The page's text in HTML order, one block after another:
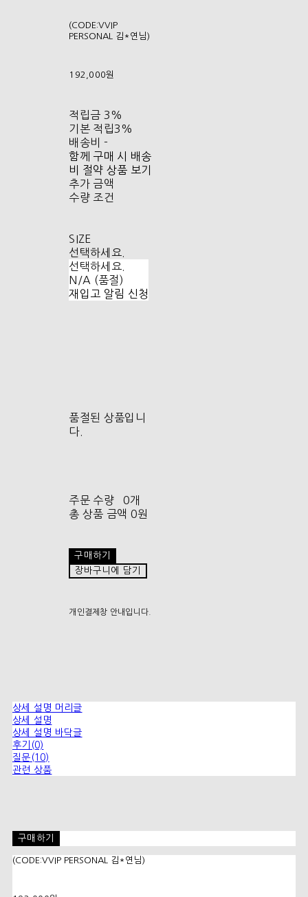
(CODE:VVIP
PERSONAL 김*연님)
192,000원
적립금 3%
기본 적립3%
배송비 -
함께 구매 시 배송
비 절약 상품 보기
추가 금액
수량 조건
SIZE
선택하세요.
선택하세요.
N/A (품절)
재입고 알림 신청
품절된 상품입니
다.
주문 수량
0개
총 상품 금액 0원
구매하기
장바구니에 담기
개인결제창 안내입니다.
상세 설명 머리글
상세 설명
상세 설명 바닥글
후기(0)
질문(10)
관련 상품
구매하기
(CODE:VVIP PERSONAL 김*연님)